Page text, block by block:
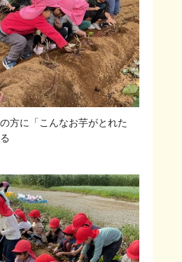
方に「こんなお芋がとれた